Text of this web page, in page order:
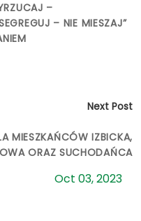
–
– NIE MIESZAJ”
Next Post
MIESZKAŃCÓW IZBICKA,
ORAZ SUCHODAŃCA
Oct 03, 2023